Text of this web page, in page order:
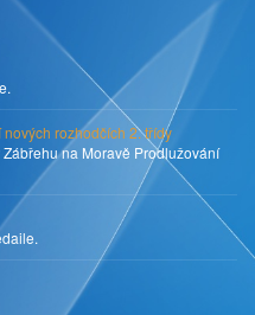
rozhodčích 2. třídy
na Moravě Prodlužování